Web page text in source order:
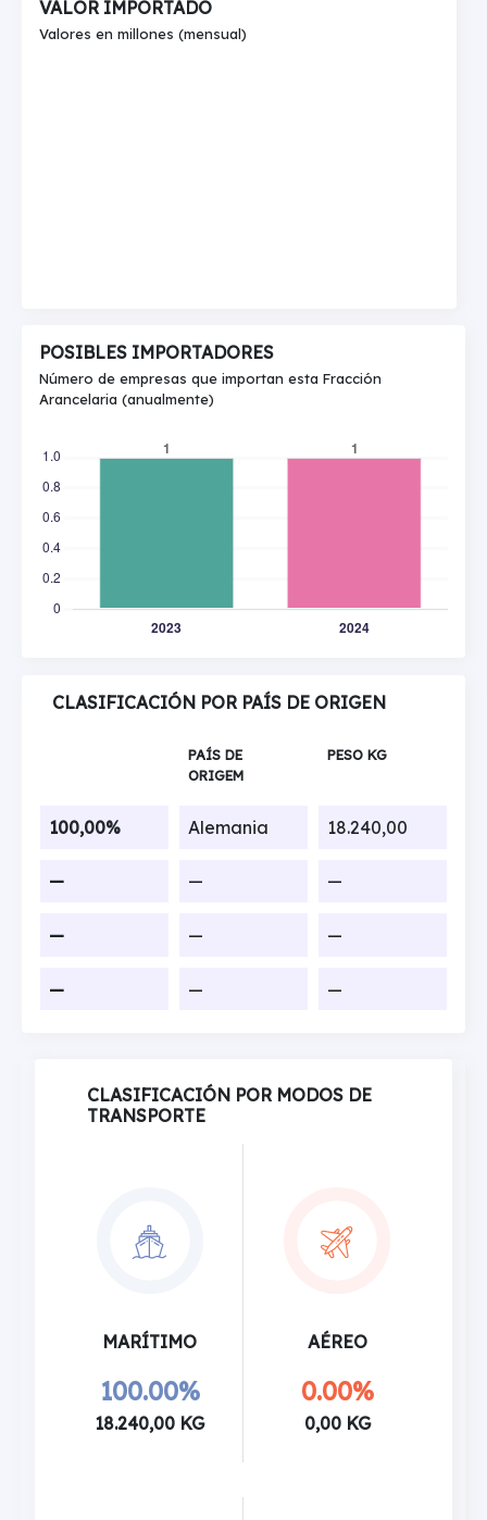
VALOR IMPORTADO
Valores en millones (mensual)
POSIBLES IMPORTADORES
Número de empresas que importan esta Fracción
Arancelaria (anualmente)
CLASIFICACIÓN POR PAÍS DE ORIGEN
PAÍS DE
ORIGEM
PESO KG
100,00% Alemania 18.240,00
— — —
— — —
— — —
CLASIFICACIÓN POR MODOS DE
TRANSPORTE
MARÍTIMO
100.00%
18.240,00 KG
AÉREO
0.00%
0,00 KG